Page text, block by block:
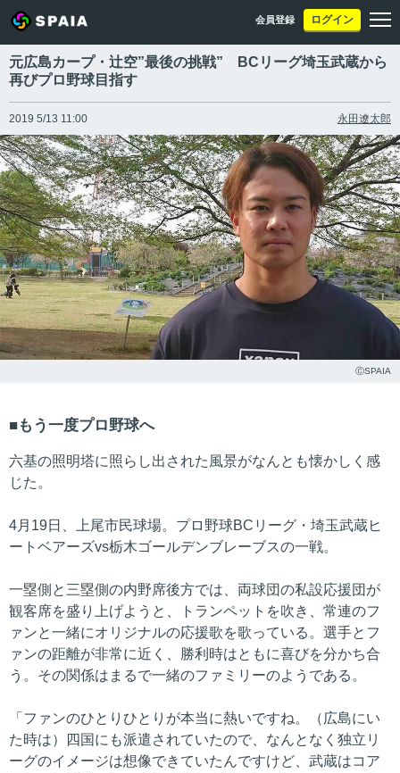
会員登録 ログイン
元広島カープ・辻空”最後の挑戦” BCリーグ埼玉武蔵から
再びプロ野球目指す
2019 5/13 11:00 永田遼太郎
ⒸSPAIA
もう一度プロ野球へ
六基の照明塔に照らし出された風景がなんとも懐かしく感
じた。
4月19日、上尾市民球場。プロ野球BCリーグ・埼玉武蔵ヒ
ートベアーズvs栃木ゴールデンブレーブスの一戦。
一塁側と三塁側の内野席後方では、両球団の私設応援団が
観客席を盛り上げようと、トランペットを吹き、常連のフ
ァンと一緒にオリジナルの応援歌を歌っている。選手とフ
ァンの距離が非常に近く、勝利時はともに喜びを分かち合
う。その関係はまるで一緒のファミリーのようである。
「ファンのひとりひとりが本当に熱いですね。（広島にい
た時は）四国にも派遣されていたので、なんとなく独立リ
ーグのイメージは想像できていたんですけど、武蔵はコア